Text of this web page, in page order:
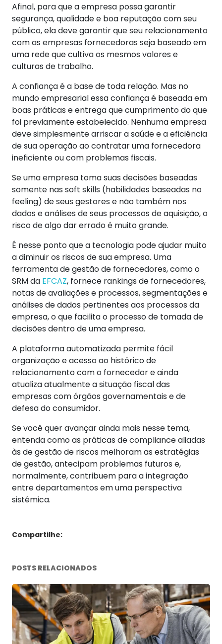
Afinal, para que a empresa possa garantir
segurança, qualidade e boa reputação com seu
público, ela deve garantir que seu relacionamento
com as empresas fornecedoras seja baseado em
uma rede que cultiva os mesmos valores e
culturas de trabalho.
A confiança é a base de toda relação. Mas no
mundo empresarial essa confiança é baseada em
boas práticas e entrega que cumprimento do que
foi previamente estabelecido. Nenhuma empresa
deve simplesmente arriscar a saúde e a eficiência
de sua operação ao contratar uma fornecedora
ineficiente ou com problemas fiscais.
Se uma empresa toma suas decisões baseadas
somente nas soft skills (habilidades baseadas no
feeling) de seus gestores e não também nos
dados e análises de seus processos de aquisição, o
risco de algo dar errado é muito grande.
É nesse ponto que a tecnologia pode ajudar muito
a diminuir os riscos de sua empresa. Uma
ferramenta de gestão de fornecedores, como o
SRM da EFCAZ, fornece rankings de fornecedores,
notas de avaliações e processos, segmentações e
análises de dados pertinentes aos processos da
empresa, o que facilita o processo de tomada de
decisões dentro de uma empresa.
A plataforma automatizada permite fácil
organização e acesso ao histórico de
relacionamento com o fornecedor e ainda
atualiza atualmente a situação fiscal das
empresas com órgãos governamentais e de
defesa do consumidor.
Se você quer avançar ainda mais nesse tema,
entenda como as práticas de compliance aliadas
às de gestão de riscos melhoram as estratégias
de gestão, antecipam problemas futuros e,
normalmente, contribuem para a integração
entre departamentos em uma perspectiva
sistêmica.
Compartilhe:
POSTS RELACIONADOS